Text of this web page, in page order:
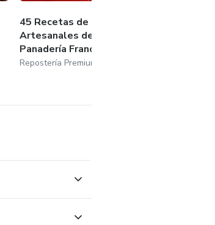
45 Recetas de Croissants
Artesanales de la
Panadería Frances...
Repostería Premium